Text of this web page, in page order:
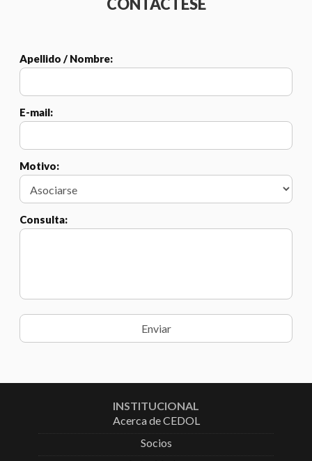
CONTÁCTESE
Apellido / Nombre:
E-mail:
Motivo:
Consulta:
INSTITUCIONAL
Acerca de CEDOL
Socios